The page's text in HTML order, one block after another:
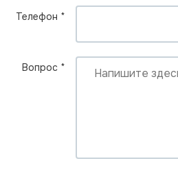
Телефон *
Вопрос *